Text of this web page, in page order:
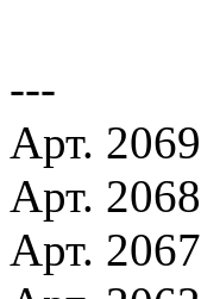
---
Арт.
Арт.
Арт.